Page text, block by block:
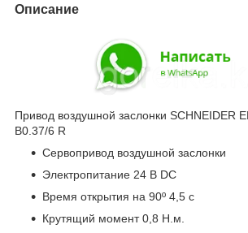
Описание
Привод воздушной заслонки SCHNEIDER
B0.37/6 R
Сервопривод воздушной заслонки
Электропитание 24 В DC
Время открытия на 90º 4,5 с
Крутящий момент 0,8 Н.м.